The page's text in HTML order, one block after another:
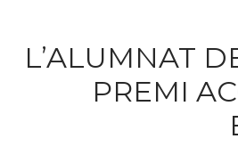
L’ALUMNAT
PREMI